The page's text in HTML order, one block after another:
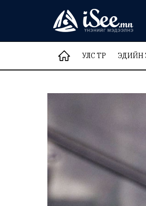
УЛС ТӨР ЭДИЙН